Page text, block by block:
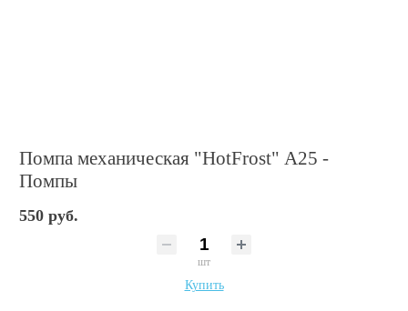
Помпа механическая "HotFrost" А25 -
Помпы
550 руб.
шт
Купить